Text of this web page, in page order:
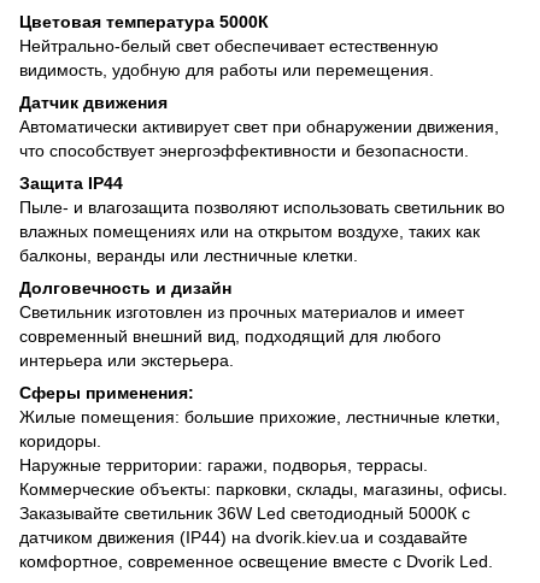
Цветовая температура 5000К
Нейтрально-белый свет обеспечивает естественную
видимость, удобную для работы или перемещения.
Датчик движения
Автоматически активирует свет при обнаружении движения,
что способствует энергоэффективности и безопасности.
Защита IP44
Пыле- и влагозащита позволяют использовать светильник во
влажных помещениях или на открытом воздухе, таких как
балконы, веранды или лестничные клетки.
Долговечность и дизайн
Светильник изготовлен из прочных материалов и имеет
современный внешний вид, подходящий для любого
интерьера или экстерьера.
Сферы применения:
Жилые помещения: большие прихожие, лестничные клетки,
коридоры.
Наружные территории: гаражи, подворья, террасы.
Коммерческие объекты: парковки, склады, магазины, офисы.
Заказывайте светильник 36W Led светодиодный 5000К с
датчиком движения (IP44) на dvorik.kiev.ua и создавайте
комфортное, современное освещение вместе с Dvorik Led.